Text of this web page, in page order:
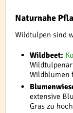
Naturnahe
Wildtulpen sind
Wildbeet:
Wildblumen
extensive
Gras zu